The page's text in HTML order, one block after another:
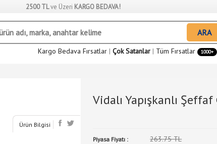
2500 TLve Üzeri KARGO BEDAVA!
ARA
Kargo Bedava Fırsatlar | Çok Satanlar | Tüm Fırsatlar 1000+
Ürün Bilgisi
Vidalı Yapışkanlı
Piyasa Fiyatı : 263.75 TL